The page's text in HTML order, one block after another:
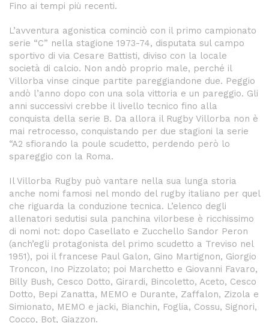
Fino ai tempi più recenti.
L’avventura agonistica cominciò con il primo campionato
serie “C” nella stagione 1973-74, disputata sul campo
sportivo di via Cesare Battisti, diviso con la locale
società di calcio. Non andò proprio male, perché il
Villorba vinse cinque partite pareggiandone due. Peggio
andò l’anno dopo con una sola vittoria e un pareggio. Gli
anni successivi crebbe il livello tecnico fino alla
conquista della serie B. Da allora il Rugby Villorba non è
mai retrocesso, conquistando per due stagioni la serie
“A2 sfiorando la poule scudetto, perdendo però lo
spareggio con la Roma.
Il Villorba Rugby può vantare nella sua lunga storia
anche nomi famosi nel mondo del rugby italiano per quel
che riguarda la conduzione tecnica. L’elenco degli
allenatori sedutisi sula panchina vilorbese è ricchissimo
di nomi not: dopo Casellato e Zucchello Sandor Peron
(anch’egli protagonista del primo scudetto a Treviso nel
1951), poi il francese Paul Galon, Gino Martignon, Giorgio
Troncon, Ino Pizzolato; poi Marchetto e Giovanni Favaro,
Billy Bush, Cesco Dotto, Girardi, Bincoletto, Aceto, Cesco
Dotto, Bepi Zanatta, MEMO e Durante, Zaffalon, Zizola e
Simionato, MEMO e jacki, Bianchin, Foglia, Cossu, Signori,
Cocco, Bot, Giazzon.